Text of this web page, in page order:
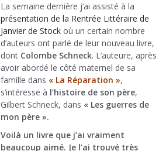
La semaine dernière j’ai assisté à la
présentation de la Rentrée Littéraire de
Janvier de Stock où un certain nombre
d’auteurs ont parlé de leur nouveau livre,
dont Colombe Schneck. L’auteure, après
avoir abordé le côté maternel de sa
famille dans « La Réparation »,
s’intéresse à l’histoire de son père,
Gilbert Schneck, dans « Les guerres de
mon père ».
Voilà un livre que j’ai vraiment
beaucoup aimé. Je l’ai trouvé très